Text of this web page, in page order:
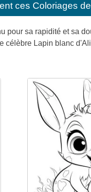
ces Coloriages
pour sa rapidité et sa
célèbre Lapin blanc